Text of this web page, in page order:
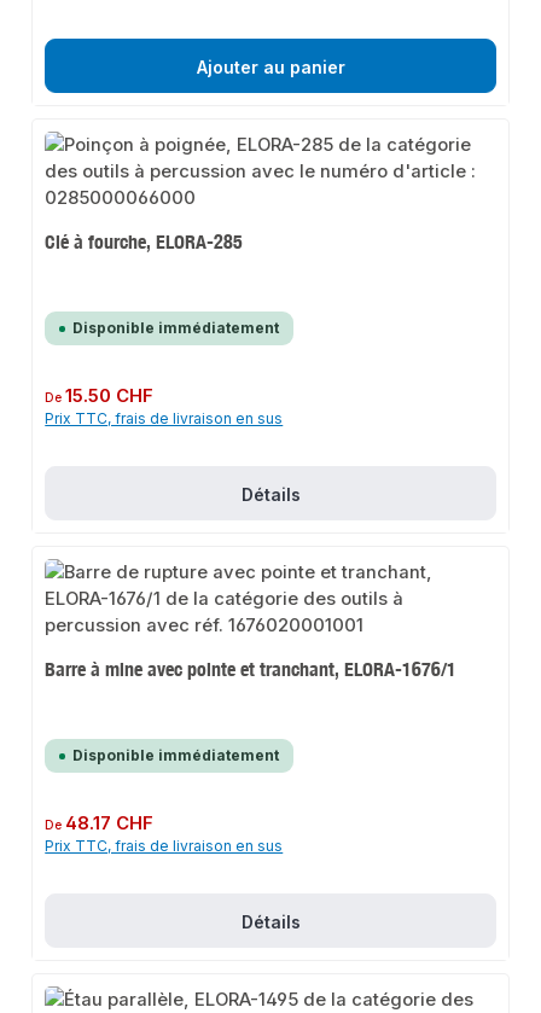
Ajouter au panier
Clé à fourche, ELORA-285
Disponible immédiatement
Prix régulier :
De15.50 CHF
Prix TTC, frais de livraison en sus
Détails
Barre à mine avec pointe et tranchant, ELORA-1676/1
Disponible immédiatement
Prix régulier :
De 48.17 CHF
Prix TTC, frais de livraison en sus
Détails